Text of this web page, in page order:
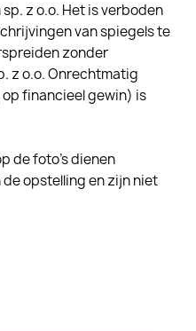
z o.o. Het is verboden
van spiegels te
zonder
z o.o. Onrechtmatig
financieel gewin) is
de foto's dienen
opstelling en zijn niet